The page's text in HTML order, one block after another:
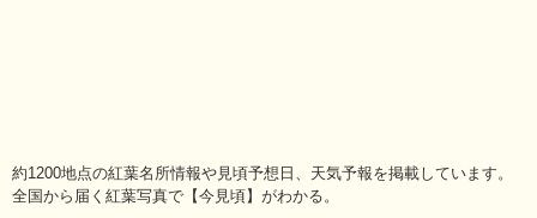
約1200地点の紅葉名所情報や見頃予想日、天気予報を掲載しています。
全国から届く紅葉写真で【今見頃】がわかる。